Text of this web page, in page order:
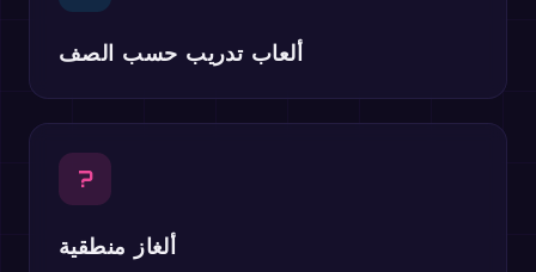
ألعاب تدريب حسب الصف
?
ألغاز منطقية